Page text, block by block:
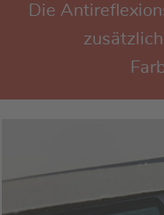
Die